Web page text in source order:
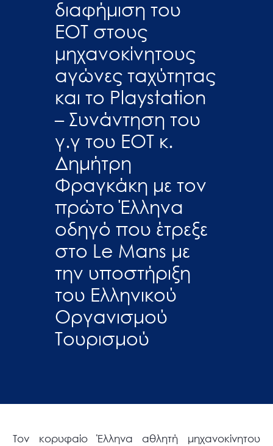
διαφήμιση του
ΕΟΤ στους
μηχανοκίνητους
αγώνες ταχύτητας
και το Playstation
– Συνάντηση του
γ.γ του ΕΟΤ κ.
Δημήτρη
Φραγκάκη με τον
πρώτο Έλληνα
οδηγό που έτρεξε
στο Le Mans με
την υποστήριξη
του Ελληνικού
Οργανισμού
Τουρισμού
Τον κορυφαίο Έλληνα αθλητή μηχανοκίνητου